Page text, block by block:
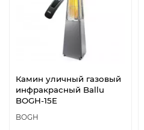
Камин уличный газовый
инфракрасный Ballu
BOGH-15E
BOGH